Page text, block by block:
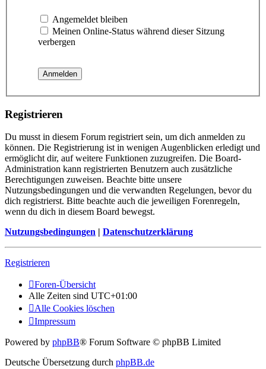
Angemeldet bleiben
Meinen Online-Status während dieser Sitzung
verbergen
Registrieren
Du musst in diesem Forum registriert sein, um dich anmelden zu
können. Die Registrierung ist in wenigen Augenblicken erledigt und
ermöglicht dir, auf weitere Funktionen zuzugreifen. Die Board-
Administration kann registrierten Benutzern auch zusätzliche
Berechtigungen zuweisen. Beachte bitte unsere
Nutzungsbedingungen und die verwandten Regelungen, bevor du
dich registrierst. Bitte beachte auch die jeweiligen Forenregeln,
wenn du dich in diesem Board bewegst.
Nutzungsbedingungen | Datenschutzerklärung
Registrieren
Foren-Übersicht
Alle Zeiten sind UTC+01:00
Alle Cookies löschen
Impressum
Powered by phpBB® Forum Software © phpBB Limited
Deutsche Übersetzung durch phpBB.de